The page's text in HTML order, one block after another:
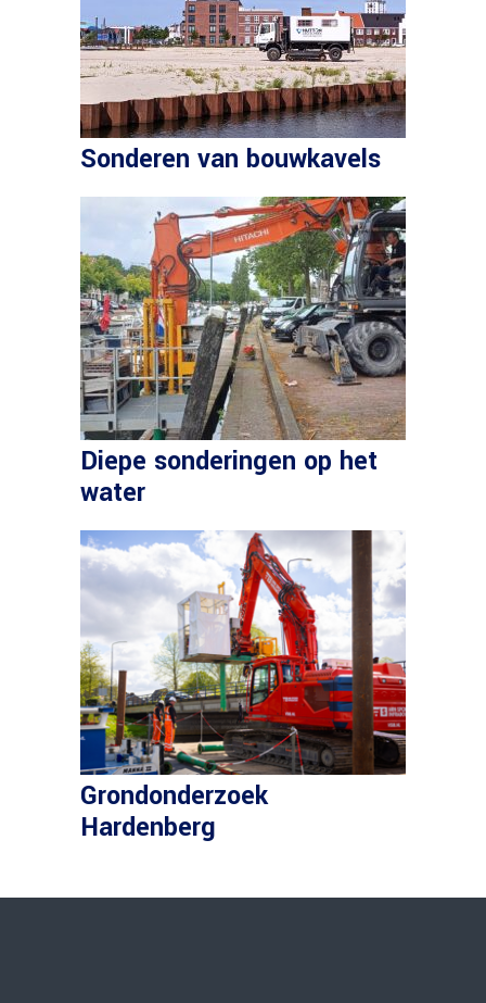
Sonderen van bouwkavels
Diepe sonderingen op het
water
Grondonderzoek
Hardenberg